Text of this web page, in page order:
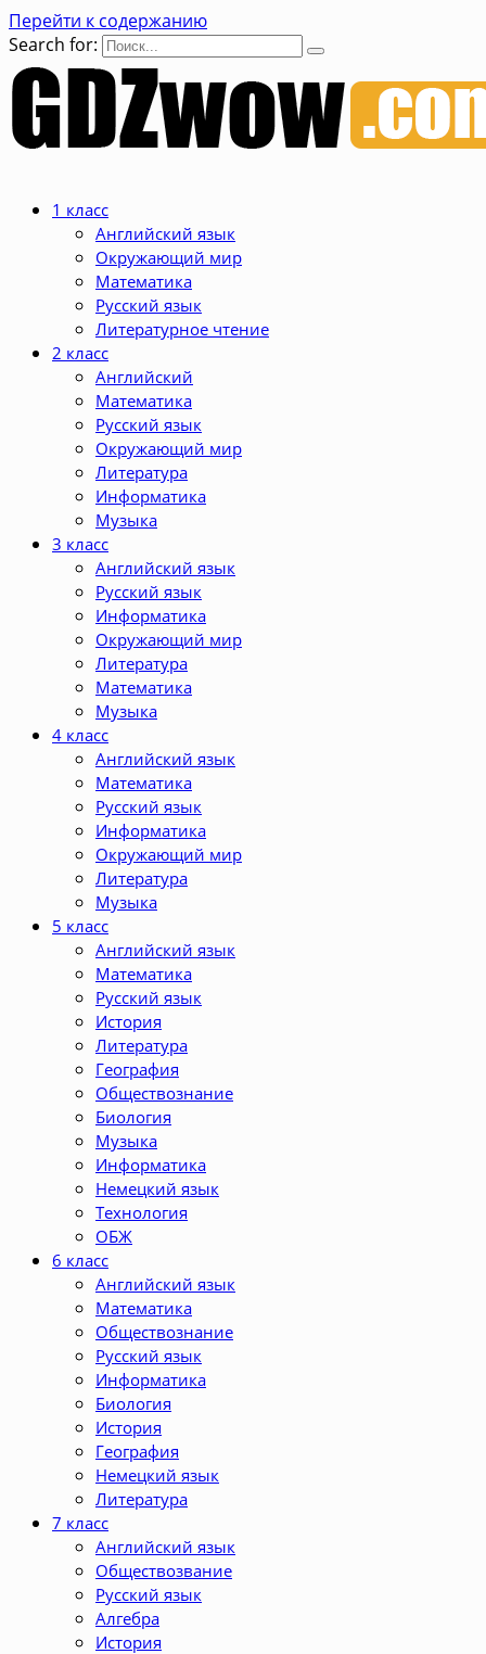
Перейти к содержанию
Search for:
1 класс
Английский язык
Окружающий мир
Математика
Русский язык
Литературное чтение
2 класс
Английский
Математика
Русский язык
Окружающий мир
Литература
Информатика
Музыка
3 класс
Английский язык
Русский язык
Информатика
Окружающий мир
Литература
Математика
Музыка
4 класс
Английский язык
Математика
Русский язык
Информатика
Окружающий мир
Литература
Музыка
5 класс
Английский язык
Математика
Русский язык
История
Литература
География
Обществознание
Биология
Музыка
Информатика
Немецкий язык
Технология
ОБЖ
6 класс
Английский язык
Математика
Обществознание
Русский язык
Информатика
Биология
История
География
Немецкий язык
Литература
7 класс
Английский язык
Обществозвание
Русский язык
Алгебра
История